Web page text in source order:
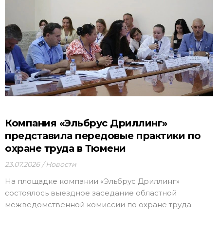
Компания «Эльбрус Дриллинг»
представила передовые практики по
охране труда в Тюмени
23.07.2026 Новости
На площадке компании «Эльбрус Дриллинг»
состоялось выездное заседание областной
межведомственной комиссии по охране труда